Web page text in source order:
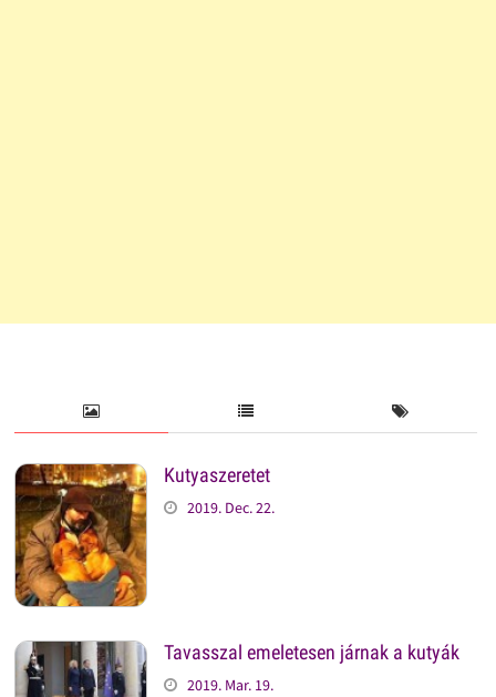
Kutyaszeretet
2019. Dec. 22.
Tavasszal emeletesen járnak a kutyák
2019. Mar. 19.